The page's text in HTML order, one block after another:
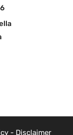
- Disclaimer